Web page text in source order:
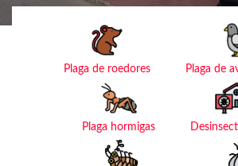
Plaga de roedores Plaga de
Plaga hormigas